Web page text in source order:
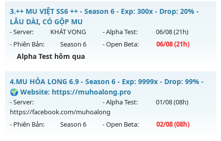
Thể loại: Mu Nguyên bản Webzen
Antihack: XShield
🔥MU-Kiếm Khách🔥 - ⚔️KỸ Năng Hồi sinh⚔️
Mu mới ra tháng 08 2026 - Mở máy chủ
ngày 07/08/2626
Exp: 200x - Drop: 5%
Kiểu reset: Reset In Game
Thể loại: Mu Nguyên bản Webzen
Antihack: Sharkguard
3.++ MU VIỆT SS6 ++ - Season 6 - Exp: 300x - Drop: 20% -
LÂU DÀI, CÓ GỘP MU
- Server: KHÁT VỌNG - Alpha Test: 06/08(21h)
- Phiên Bản:
Season 6 - Open Beta: 06/08(21h)
Alpha Test hôm qua
++ MU VIỆT SS6 ++ - LÂU DÀI, CÓ GỘP MU
Mu mới ra tháng 08 2026 - Mở máy chủ
21h ngày 06/08/2626
Exp: 300x - Drop: 20%
4.MU HỎA LONG 6.9 - Season 6 - Exp: 9999x - Drop: 99% -
🌍 Website: https://muhoalong.pro
- Server:
https://facebook.com/muhoalong
- Alpha Test: 01/08(08h)
- Phiên Bản: Season 6 - Open Beta: 02/08(08h)